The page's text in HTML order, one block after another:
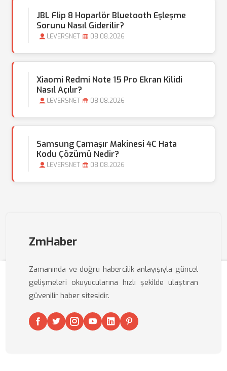
JBL Flip 8 Hoparlör Bluetooth Eşleşme
Sorunu Nasıl Giderilir?
LEVERSNET 08.08.2026
Xiaomi Redmi Note 15 Pro Ekran Kilidi
Nasıl Açılır?
LEVERSNET 08.08.2026
Samsung Çamaşır Makinesi 4C Hata
Kodu Çözümü Nedir?
LEVERSNET 08.08.2026
ZmHaber
Zamanında ve doğru habercilik anlayışıyla güncel
gelişmeleri okuyucularına hızlı şekilde ulaştıran
güvenilir haber sitesidir.